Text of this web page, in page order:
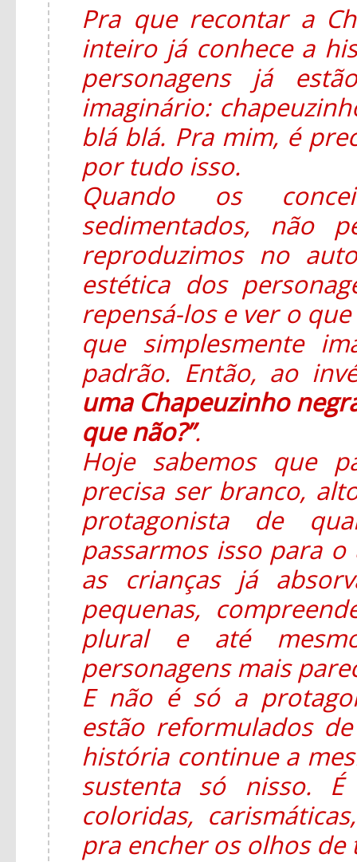
Pra que recontar a
inteiro já conhece a
personagens já
imaginário:
blá blá. Pra mim, é
por tudo isso.
Quando os
sedimentados, não
reproduzimos no
estética dos
repensá-los e ver o
que simplesmente
padrão. Então, ao
uma Chapeuzinho
que não?”.
Hoje sabemos que
precisa ser branco,
protagonista de
passarmos isso para
as crianças já
pequenas,
plural e até
personagens mais
E não é só a
estão reformulados
história continue a
sustenta só nisso. É
coloridas,
pra encher os olhos